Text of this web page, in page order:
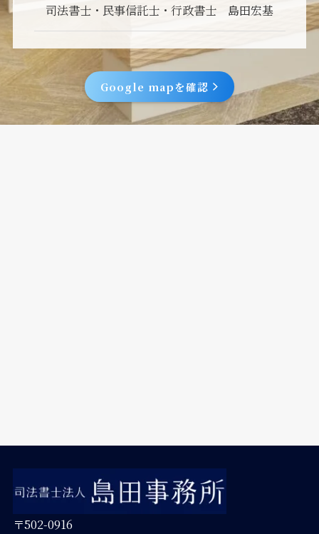
司法書士・民事信託士・行政書士 島田宏基
Google mapを確認
〒502-0916